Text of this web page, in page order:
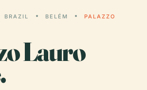
BRAZIL BELÉM
PALAZZO
Lauro